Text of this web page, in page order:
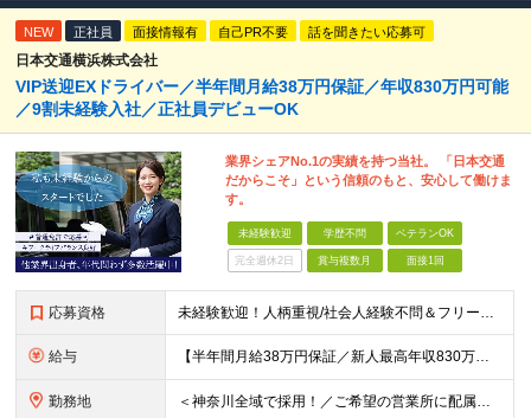
NEW 正社員 面接情報有 自己PR不要 話を聞きたい応募可
日本交通横浜株式会社
VIP送迎EXドライバー／半年間月給38万円保証／年収830万円可能
／9割未経験入社／正社員デビューOK
業界シェアNo.1の実績を持つ当社。 「日本交通
だからこそ」という信頼のもと、安心して働けま
す。
未経験歓迎 学歴不問 ベテランOK
完全週休2日 賞与複数月 面接1回
応募資格 未経験歓迎！人柄重視/社会人経験不問＆フリーターもOK ■普通自動車免許（AT限定可）を取得して1年以上経過している方 ※前職・学歴・ブランク・転職回数などは一切不問です。 <2種免許取得代は全額
給与 【半年間月給38万円保証／新人最高年収830万円／賞与年2回／給料控除を100%撤廃】 6ヶ月間、月給38万円保証＋歩合給＋賞与年2回（川崎／保土ヶ谷／戸塚） ◆保証額を超える売上時は上乗せした給与
勤務地 ＜神奈川全域で採用！／ご希望の営業所に配属＞ ◎転居を伴う転勤なし！ ◎U・Iターン歓迎！ ◎マイカー通勤OK（駐車場完備） 神奈川全域に6拠点（★希望の営業所に配属） ■本社：横浜市戸塚区名瀬町1